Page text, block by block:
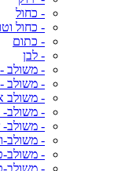
- כחול
- כחול
- כתום
- לבן
- משולב -
- משולב -
- משולב
- משולב-
- משולב-
- משולב-
- משולב-
- משולב-